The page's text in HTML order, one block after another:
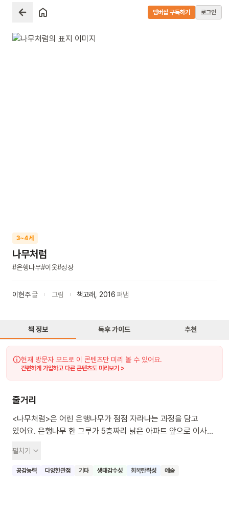
멤버십 구독하기 로그인
3~4세
나무처럼
#은행나무#이웃#성장
이현주글 그림 책고래 2016펴냄
책 정보 독후 가이드 추천
현재 방문자 모드로 이 콘텐츠만 미리 볼 수 있어요.
간편하게 가입하고 다른 콘텐츠도 미리보기 >
줄거리
<나무처럼>은 어린 은행나무가 점점 자라나는 과정을 담고
있어요. 은행나무 한 그루가 5층짜리 낡은 아파트 앞으로 이사를
시간이 흐를수록 은행나무는 점점 자라서 1층의 피아노 교습소,
2층의 화가 아저씨, 3층의 콩이 가족, 4층의 홀로 있는 할머니를
펼치기
공감능력 다양한관점 기타 생태감수성 회복탄력성 예술